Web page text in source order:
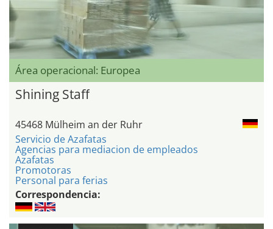
Área operacional: Europea
Shining Staff
45468 Mülheim an der Ruhr
Servicio de Azafatas
Agencias para mediacion de empleados
Azafatas
Promotoras
Personal para ferias
Correspondencia: